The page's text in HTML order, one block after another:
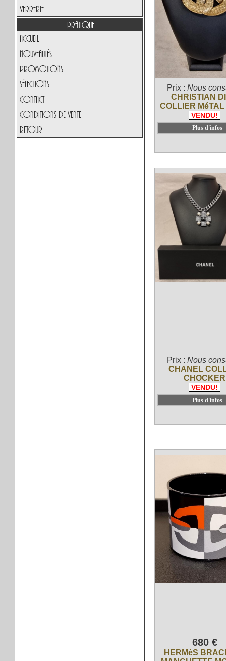
Verrerie
Pratique
Accueil
Nouveautés
Promotions
Sélections
Contact
Conditions de vente
Retour
Prix : Nous
CHRISTIAN
COLLIER MéTAL
VENDU!
Prix : Nous
CHANEL
CHOCKER
VENDU!
680 €
HERMèS